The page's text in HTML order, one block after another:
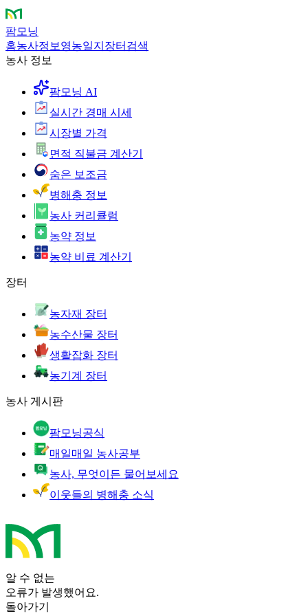
팜모닝
홈농사정보 영농일지 장터 검색
농사 정보
팜모닝 AI
실시간 경매 시세
시장별 가격
면적 직불금 계산기
숨은 보조금
병해충 정보
농사 커리큘럼
농약 정보
농약 비료 계산기
장터
농자재 장터
농수산물 장터
생활잡화 장터
농기계 장터
농사 게시판
팜모닝공식
매일매일 농사공부
농사, 무엇이든 물어보세요
이웃들의 병해충 소식
알 수 없는
오류가 발생했어요.
돌아가기